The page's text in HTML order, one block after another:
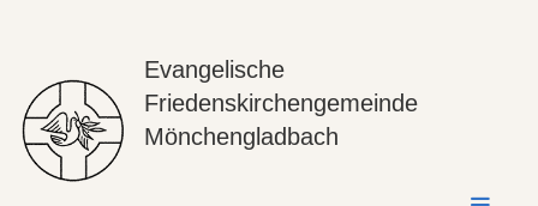
Evangelische
Friedenskirchengemeinde
Mönchengladbach